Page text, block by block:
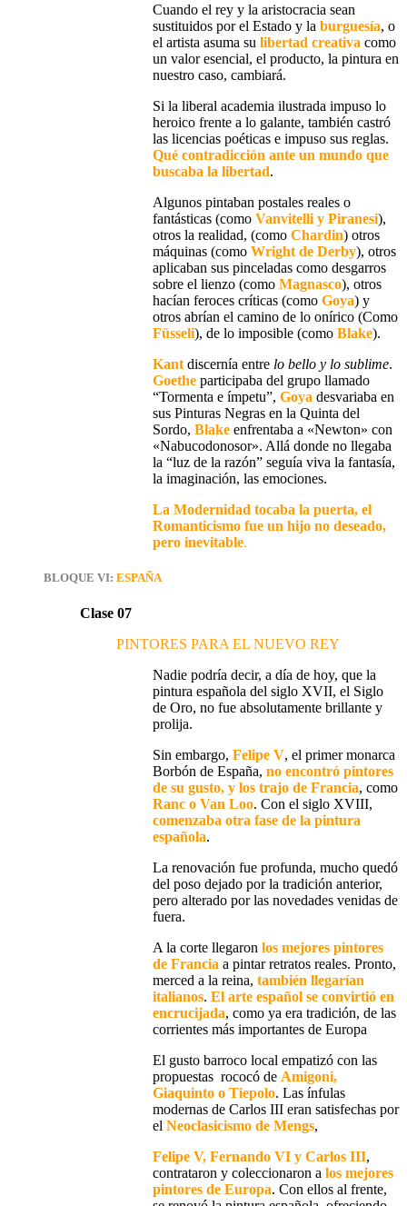
Cuando el rey y la aristocracia sean
sustituidos por el Estado y la burguesía, o
el artista asuma su libertad creativa como
un valor esencial, el producto, la pintura en
nuestro caso, cambiará.
Si la liberal academia ilustrada impuso lo
heroico frente a lo galante, también castró
las licencias poéticas e impuso sus reglas.
Qué contradicción ante un mundo que
buscaba la libertad.
Algunos pintaban postales reales o
fantásticas (como Vanvitelli y Piranesi),
otros la realidad, (como Chardin) otros
máquinas (como Wright de Derby), otros
aplicaban sus pinceladas como desgarros
sobre el lienzo (como Magnasco), otros
hacían feroces críticas (como Goya) y
otros abrían el camino de lo onírico (Como
Füsseli), de lo imposible (como Blake).
Kant discernía entre lo bello y lo sublime.
Goethe participaba del grupo llamado
“Tormenta e ímpetu”, Goya desvariaba en
sus Pinturas Negras en la Quinta del
Sordo, Blake enfrentaba a «Newton» con
«Nabucodonosor». Allá donde no llegaba
la “luz de la razón” seguía viva la fantasía,
la imaginación, las emociones.
La Modernidad tocaba la puerta, el
Romanticismo fue un hijo no deseado,
pero inevitable.
BLOQUE VI: ESPAÑA
Clase 07
PINTORES PARA EL NUEVO REY
Nadie podría decir, a día de hoy, que la
pintura española del siglo XVII, el Siglo
de Oro, no fue absolutamente brillante y
prolija.
Sin embargo, Felipe V, el primer monarca
Borbón de España, no encontró pintores
de su gusto, y los trajo de Francia, como
Ranc o Van Loo. Con el siglo XVIII,
comenzaba otra fase de la pintura
española.
La renovación fue profunda, mucho quedó
del poso dejado por la tradición anterior,
pero alterado por las novedades venidas de
fuera.
A la corte llegaron los mejores pintores
de Francia a pintar retratos reales. Pronto,
merced a la reina, también llegarían
italianos. El arte español se convirtió en
encrucijada, como ya era tradición, de las
corrientes más importantes de Europa
El gusto barroco local empatizó con las
propuestas rococó de Amigoni,
Giaquinto o Tiepolo. Las ínfulas
modernas de Carlos III eran satisfechas por
el Neoclasicismo de Mengs,
Felipe V, Fernando VI y Carlos III,
contrataron y coleccionaron a los mejores
pintores de Europa. Con ellos al frente,